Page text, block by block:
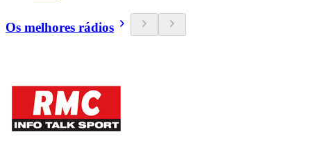
Os melhores rádios